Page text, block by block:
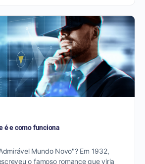
é e como funciona
Mundo Novo"? Em 1932,
o famoso romance que viria